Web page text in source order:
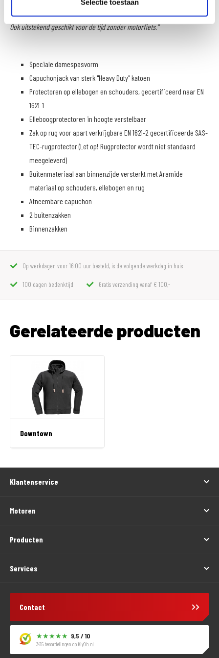
Selectie toestaan
rug. Uitgerust met gecertificeerde protectoren en afneembare capuchon.
Ook uitstekend geschikt voor de tijd zonder motorfiets.''
Speciale damespasvorm
Capuchonjack van sterk "Heavy Duty" katoen
Protectoren op ellebogen en schouders, gecertificeerd naar EN
1621-1
Elleboogprotectoren in hoogte verstelbaar
Zak op rug voor apart verkrijgbare EN 1621-2 gecertificeerde SAS-
TEC-rugprotector (Let op! Rugprotector wordt niet standaard
meegeleverd)
Buitenmateriaal aan binnenzijde versterkt met Aramide
materiaal op schouders, ellebogen en rug
Afneembare capuchon
2 buitenzakken
Binnenzakken
Op werkdagen voor 16:00 uur besteld, is de volgende werkdag in huis
100 dagen bedenktijd Gratis verzending vanaf € 100,-
Gerelateerde producten
Downtown
Klantenservice
Motoren
Producten
Services
Contact
9,5 / 10
3415 beoordelingen op KiyOh.nl